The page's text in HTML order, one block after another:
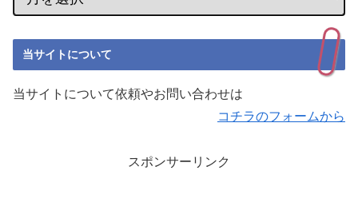
当サイトについて
当サイトについて依頼やお問い合わせは
コチラのフォームから
スポンサーリンク